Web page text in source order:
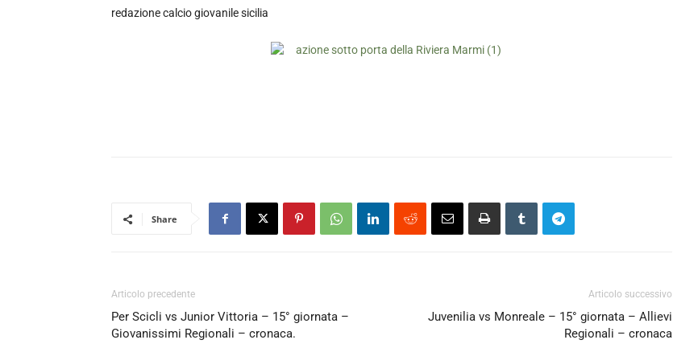
redazione calcio giovanile sicilia
Share
Articolo precedente
Per Scicli vs Junior Vittoria – 15° giornata –
Giovanissimi Regionali – cronaca.
Articolo successivo
Juvenilia vs Monreale – 15° giornata – Allievi
Regionali – cronaca